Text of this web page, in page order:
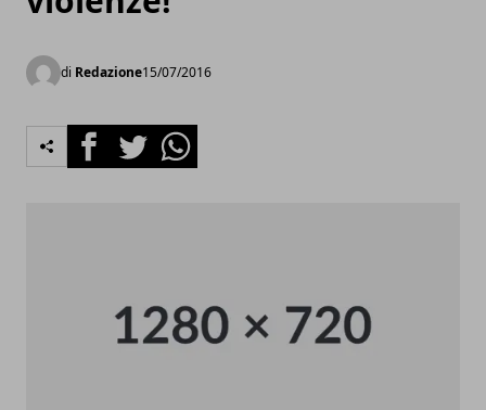
di Redazione15/07/2016
FacebookTwitterWhatsapp